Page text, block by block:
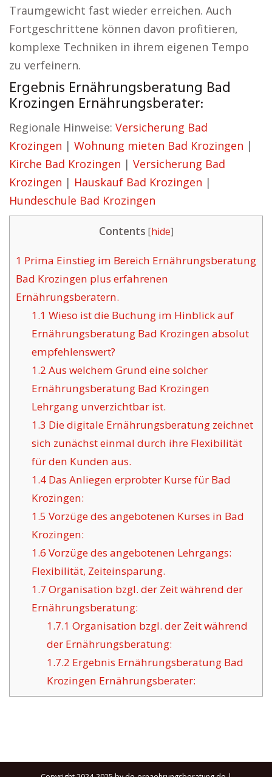
Traumgewicht fast wieder erreichen. Auch
Fortgeschrittene können davon profitieren,
komplexe Techniken in ihrem eigenen Tempo
zu verfeinern.
Ergebnis Ernährungsberatung Bad
Krozingen Ernährungsberater:
Regionale Hinweise: Versicherung Bad
Krozingen | Wohnung mieten Bad Krozingen |
Kirche Bad Krozingen | Versicherung Bad
Krozingen | Hauskauf Bad Krozingen |
Hundeschule Bad Krozingen
Contents [hide]
1 Prima Einstieg im Bereich Ernährungsberatung
Bad Krozingen plus erfahrenen
Ernährungsberatern.
1.1 Wieso ist die Buchung im Hinblick auf
Ernährungsberatung Bad Krozingen absolut
empfehlenswert?
1.2 Aus welchem Grund eine solcher
Ernährungsberatung Bad Krozingen
Lehrgang unverzichtbar ist.
1.3 Die digitale Ernährungsberatung zeichnet
sich zunächst einmal durch ihre Flexibilität
für den Kunden aus.
1.4Das Anliegen erprobter Kurse für Bad
Krozingen:
1.5 Vorzüge des angebotenen Kurses in Bad
Krozingen:
1.6 Vorzüge des angebotenen Lehrgangs:
Flexibilität, Zeiteinsparung.
1.7 Organisation bzgl. der Zeit während der
Ernährungsberatung:
1.7.1 Organisation bzgl. der Zeit während
der Ernährungsberatung:
1.7.2 Ergebnis Ernährungsberatung Bad
Krozingen Ernährungsberater: